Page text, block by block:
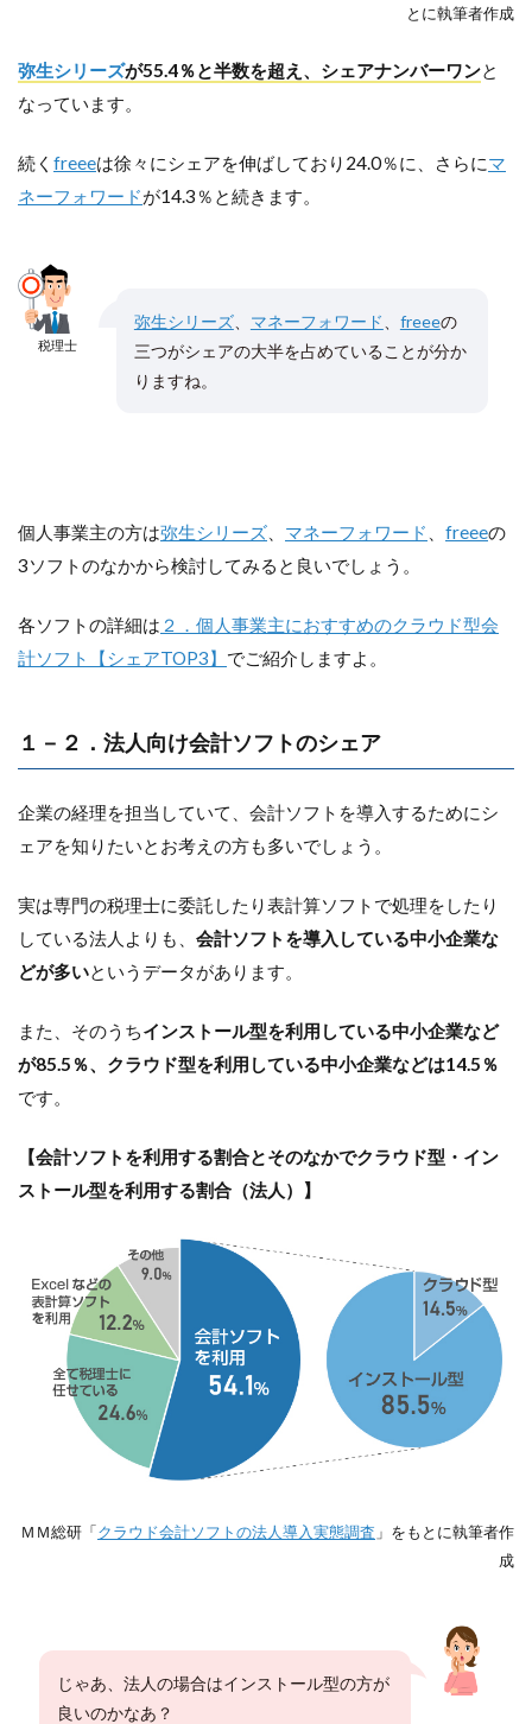
とに執筆者作成
弥生シリーズが55.4％と半数を超え、シェアナンバーワンと
なっています。
続く freeeは徐々にシェアを伸ばしており24.0％に、さらにマ
ネーフォワードが14.3％と続きます。
税理士
弥生シリーズ、 マネーフォワード freeeの
三つがシェアの大半を占めていることが分か
りますね。
個人事業主の方は弥生シリーズ マネーフォワード freeeの
3ソフトのなかから検討してみると良いでしょう。
各ソフトの詳細は ２．個人事業主におすすめのクラウド型会
計ソフト【シェアTOP3】 でご紹介しますよ。
１－２．法人向け会計ソフトのシェア
企業の経理を担当していて、会計ソフトを導入するためにシ
ェアを知りたいとお考えの方も多いでしょう。
実は専門の税理士に委託したり表計算ソフトで処理をしたり
している法人よりも、 会計ソフトを導入している中小企業な
どが多いというデータがあります。
また、そのうちインストール型を利用している中小企業など
が85.5％、クラウド型を利用している中小企業などは14.5％
です。
【会計ソフトを利用する割合とそのなかでクラウド型・イン
ストール型を利用する割合（法人）】
ＭＭ総研「クラウド会計ソフトの法人導入実態調査 」をもとに執筆者作
成
じゃあ、法人の場合はインストール型の方が
良いのかなあ？